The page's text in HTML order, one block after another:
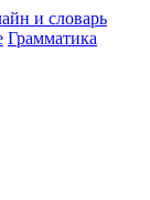
Грамматика